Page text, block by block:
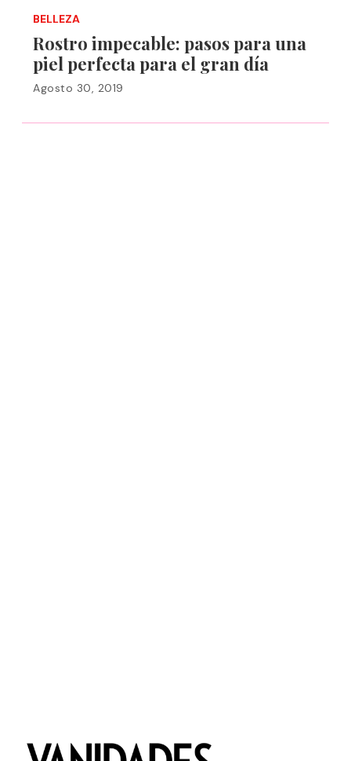
BELLEZA
Rostro impecable: pasos para una
piel perfecta para el gran día
Agosto 30, 2019